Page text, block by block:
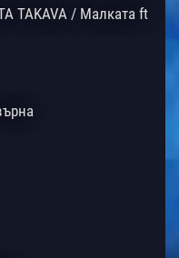
TAKAVA / Малката ft